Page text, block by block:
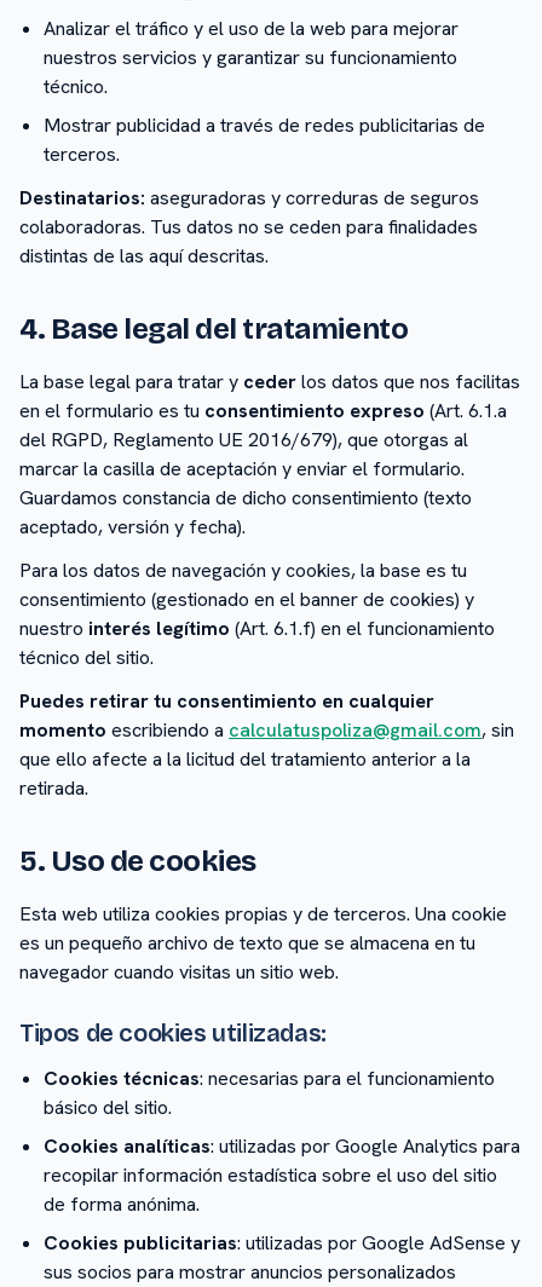
Analizar el tráfico y el uso de la web para mejorar
nuestros servicios y garantizar su funcionamiento
técnico.
Mostrar publicidad a través de redes publicitarias de
terceros.
Destinatarios: aseguradoras y correduras de seguros
colaboradoras. Tus datos no se ceden para finalidades
distintas de las aquí descritas.
4. Base legal del tratamiento
La base legal para tratar y cederlos datos que nos facilitas
en el formulario es tu consentimiento expreso (Art. 6.1.a
del RGPD, Reglamento UE 2016/679), que otorgas al
marcar la casilla de aceptación y enviar el formulario.
Guardamos constancia de dicho consentimiento (texto
aceptado, versión y fecha).
Para los datos de navegación y cookies, la base es tu
consentimiento (gestionado en el banner de cookies) y
nuestro interés legítimo (Art. 6.1.f) en el funcionamiento
técnico del sitio.
Puedes retirar tu consentimiento en cualquier
momento escribiendo a calculatuspoliza@gmail.com, sin
que ello afecte a la licitud del tratamiento anterior a la
retirada.
5. Uso de cookies
Esta web utiliza cookies propias y de terceros. Una cookie
es un pequeño archivo de texto que se almacena en tu
navegador cuando visitas un sitio web.
Tipos de cookies utilizadas:
Cookies técnicas: necesarias para el funcionamiento
básico del sitio.
Cookies analíticas: utilizadas por Google Analytics para
recopilar información estadística sobre el uso del sitio
de forma anónima.
Cookies publicitarias: utilizadas por Google AdSense y
sus socios para mostrar anuncios personalizados